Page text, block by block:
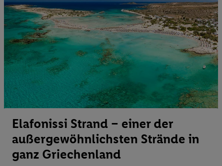
Elafonissi Strand – einer der
außergewöhnlichsten Strände in
ganz Griechenland